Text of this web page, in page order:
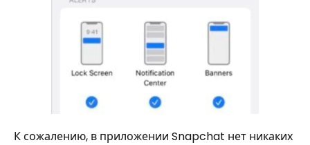
К сожалению, в приложении Snapchat нет никаких